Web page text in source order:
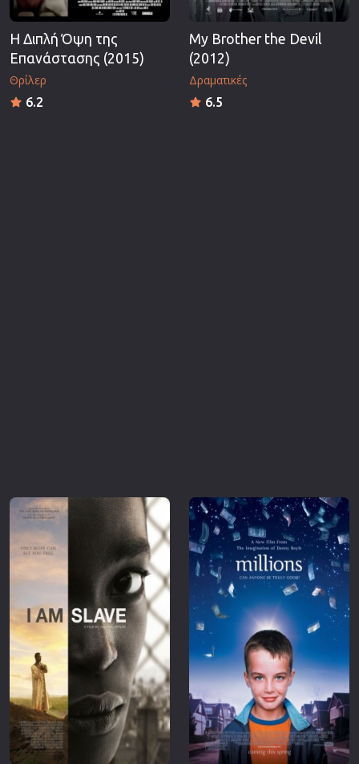
Η Διπλή Όψη της
Επανάστασης (2015)
Θρίλερ
6.2
My Brother the Devil
(2012)
Δραματικές
6.5